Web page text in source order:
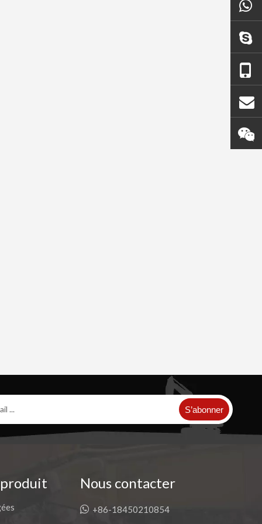
Point de dent
S’abonner
Nous contacter
 +86-18450210854